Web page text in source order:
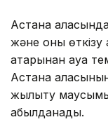
Астана
және оны өткізу
қатарынан ауа
Астана
жылыту
қабылданады.